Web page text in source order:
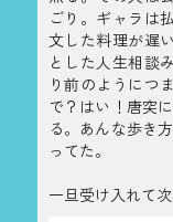
ごり。ギャラは
文した料理が遅
とした人生相談
り前のようにつ
で？はい！唐突
る。あんな歩き
ってた。
一旦受け入れて